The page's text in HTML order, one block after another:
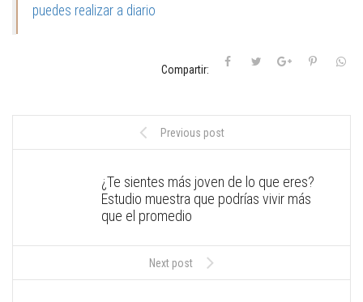
puedes realizar a diario
Compartir:
Previous post
¿Te sientes más joven de lo que eres?
Estudio muestra que podrías vivir más
que el promedio
Next post